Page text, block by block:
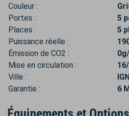
Couleur :
Portes :
5
Places :
5
Puissance réelle :
Émission de CO2 :
Mise en circulation :
Ville :
Garantie :
6